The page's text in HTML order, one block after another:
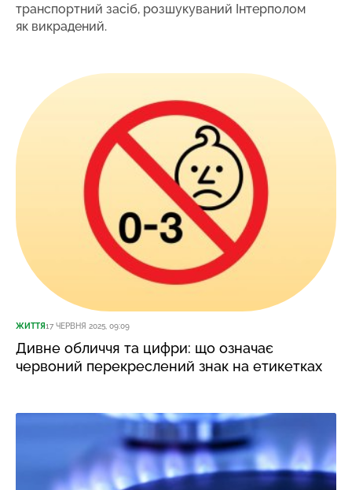
транспортний засіб, розшукуваний Інтерполом
як викрадений.
ЖИТТЯ17 ЧЕРВНЯ 2025, 09:09
Дивне обличчя та цифри: що означає
червоний перекреслений знак на етикетках